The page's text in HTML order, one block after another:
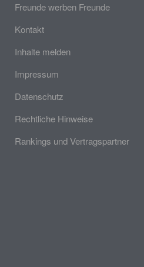
Freunde werben Freunde
Kontakt
Inhalte melden
Impressum
Datenschutz
Rechtliche Hinweise
Rankings und Vertragspartner